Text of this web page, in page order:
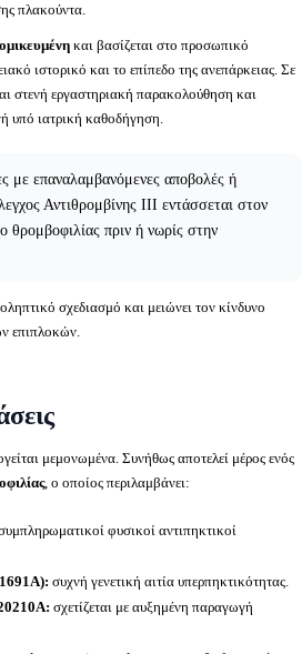
πλακούντα.
και βασίζεται στο προσωπικό
ιστορικό και το επίπεδο της ανεπάρκειας. Σε
στενή εργαστηριακή παρακολούθηση και
υπό ιατρική καθοδήγηση.
με επαναλαμβανόμενες αποβολές ή
Αντιθρομβίνης ΙΙΙ εντάσσεται στον
θρομβοφιλίας πριν ή νωρίς στην
σχεδιασμό και μειώνει τον κίνδυνο
επιπλοκών.
μεμονωμένα. Συνήθως αποτελεί μέρος ενός
, ο οποίος περιλαμβάνει:
φυσικοί αντιπηκτικοί
συχνή γενετική αιτία υπερπηκτικότητας.
σχετίζεται με αυξημένη παραγωγή